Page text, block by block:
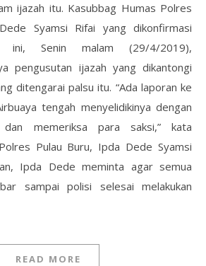
ijazah itu. Kasubbag Humas Polres
Syamsi Rifai yang dikonfirmasi
ini, Senin malam (29/4/2019),
pengusutan ijazah yang dikantongi
ditengarai palsu itu. “Ada laporan ke
tengah menyelidikinya dengan
memeriksa para saksi,” kata
Pulau Buru, Ipda Dede Syamsi
Ipda Dede meminta agar semua
sampai polisi selesai melakukan
READ MORE